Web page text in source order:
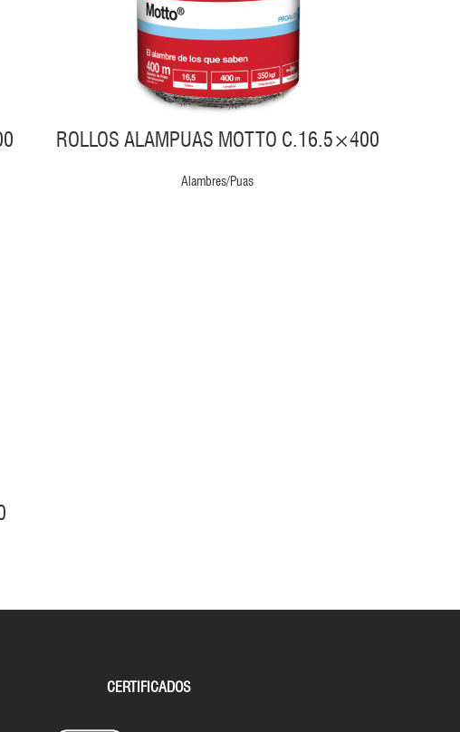
ROLLOS ALAMPUAS MOTTO C.16.5×400
Alambres/Puas
CERTIFICADOS